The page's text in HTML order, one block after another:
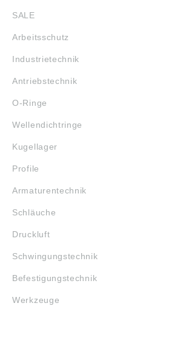
SALE
Arbeitsschutz
Industrietechnik
Antriebstechnik
O-Ringe
Wellendichtringe
Kugellager
Profile
Armaturentechnik
Schläuche
Druckluft
Schwingungstechnik
Befestigungstechnik
Werkzeuge